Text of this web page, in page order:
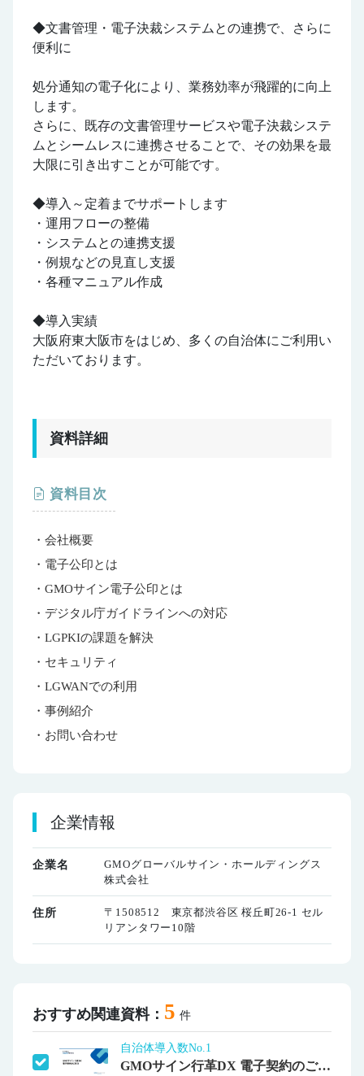
◆文書管理・電子決裁システムとの連携で、さらに
便利に
処分通知の電子化により、業務効率が飛躍的に向上
します。
さらに、既存の文書管理サービスや電子決裁システ
ムとシームレスに連携させることで、その効果を最
大限に引き出すことが可能です。
◆導入～定着までサポートします
・運用フローの整備
・システムとの連携支援
・例規などの見直し支援
・各種マニュアル作成
◆導入実績
大阪府東大阪市をはじめ、多くの自治体にご利用い
ただいております。
資料詳細
資料目次
・会社概要
・電子公印とは
・GMOサイン電子公印とは
・デジタル庁ガイドラインへの対応
・LGPKIの課題を解決
・セキュリティ
・LGWANでの利用
・事例紹介
・お問い合わせ
企業情報
企業名
GMOグローバルサイン・ホールディングス
株式会社
住所
〒1508512 東京都渋谷区 桜丘町26-1 セル
リアンタワー10階
おすすめ関連資料： 5 件
自治体導入数No.1
GMOサイン行革DX 電子契約のご紹介